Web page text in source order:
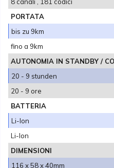
PORTATA
bis zu 9km
fino a 9km
AUTONOMIA IN STANDBY /
20 - 9 stunden
20 - 9 ore
BATTERIA
Li-Ion
Li-Ion
DIMENSIONI
116 x 58 x 40mm